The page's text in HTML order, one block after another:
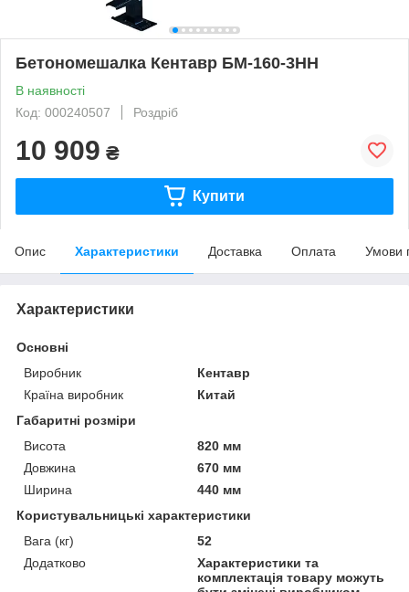
Бетономешалка Кентавр БМ-160-3НН
В наявності
Код: 000240507
Роздріб
10 909 ₴
Купити
Опис Характеристики Доставка Оплата Умови
Характеристики
Основні
Виробник
Кентавр
Країна виробник
Китай
Габаритні розміри
Висота
820 мм
Довжина
670 мм
Ширина
440 мм
Користувальницькі характеристики
Вага (кг)
52
Додатково
Характеристики та
комплектація товару можуть